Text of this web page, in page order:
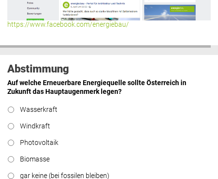
https://www.facebook.com/energiebau/
Abstimmung
Auf welche Erneuerbare Energiequelle sollte Österreich in
Zukunft das Hauptaugenmerk legen?
Wasserkraft
Windkraft
Photovoltaik
Biomasse
gar keine (bei fossilen bleiben)